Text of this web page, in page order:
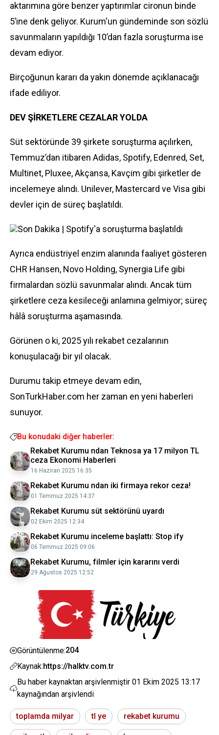
aktarımına göre benzer yaptırımlar cironun binde
5’ine denk geliyor. Kurum'un gündeminde son sözlü
savunmaların yapıldığı 10’dan fazla soruşturma ise
devam ediyor.
Birçoğunun kararı da yakın dönemde açıklanacağı
ifade ediliyor.
DEV ŞİRKETLERE CEZALAR YOLDA
Süt sektöründe 39 şirkete soruşturma açılırken,
Temmuz’dan itibaren Adidas, Spotify, Edenred, Set,
Multinet, Pluxee, Akçansa, Kavçim gibi şirketler de
incelemeye alındı. Unilever, Mastercard ve Visa gibi
devler için de süreç başlatıldı.
Son Dakika | Spotify'a soruşturma başlatıldı
Ayrıca endüstriyel enzim alanında faaliyet gösteren
CHR Hansen, Novo Holding, Synergia Life gibi
firmalardan sözlü savunmalar alındı. Ancak tüm
şirketlere ceza kesileceği anlamına gelmiyor; süreç
hâlâ soruşturma aşamasında.
Görünen o ki, 2025 yılı rekabet cezalarının
konuşulacağı bir yıl olacak.
Durumu takip etmeye devam edin,
SonTurkHaber.com her zaman en yeni haberleri
sunuyor.
Bu konudaki diğer haberler:
Rekabet Kurumu ndan Teknosa ya 17 milyon TL
ceza Ekonomi Haberleri
16 Haziran 2025 16:35
Rekabet Kurumu ndan iki firmaya rekor ceza!
01 Temmuz 2025 14:37
Rekabet Kurumu süt sektörünü uyardı
02 Ekim 2025 12:34
Rekabet Kurumu inceleme başlattı: Stop ify
06 Temmuz 2025 09:06
Rekabet Kurumu, filmler için kararını verdi
29 Ağustos 2025 12:52
Görüntülenme:204
Kaynak:https://halktv.com.tr
Bu haber kaynaktan arşivlenmiştir 01 Ekim 2025 13:17
kaynağından arşivlendi
toplamda milyar tl ye rekabet kurumu